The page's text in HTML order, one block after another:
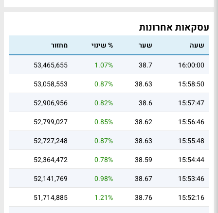
עסקאות אחרונות
שעה שער % שינוי
מחזור
16:00:00
38.7
1.07%
53,465,655
15:58:50
38.63
0.87%
53,058,553
15:57:47
38.6
0.82%
52,906,956
15:56:46
38.62
0.85%
52,799,027
15:55:48
38.63
0.87%
52,727,248
15:54:44
38.59
0.78%
52,364,472
15:53:46
38.67
0.98%
52,141,769
15:52:16
38.76
1.21%
51,714,885